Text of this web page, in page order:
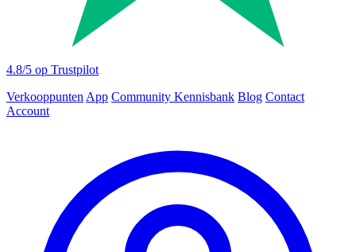
4.8/5 op Trustpilot
Verkooppunten App Community Kennisbank Blog Contact
Account